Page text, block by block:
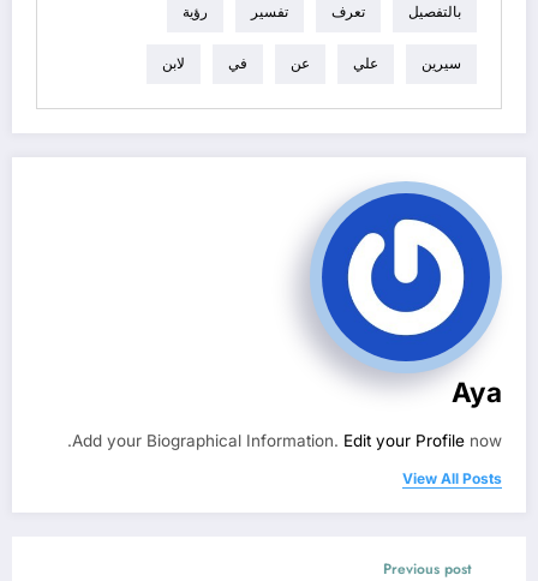
بالتفصيل تعرف تفسير رؤية
سيرين علي عن في لابن
Aya
Add your Biographical Information. Edit your Profile now.
View All Posts
Previous post